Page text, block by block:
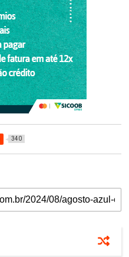
340